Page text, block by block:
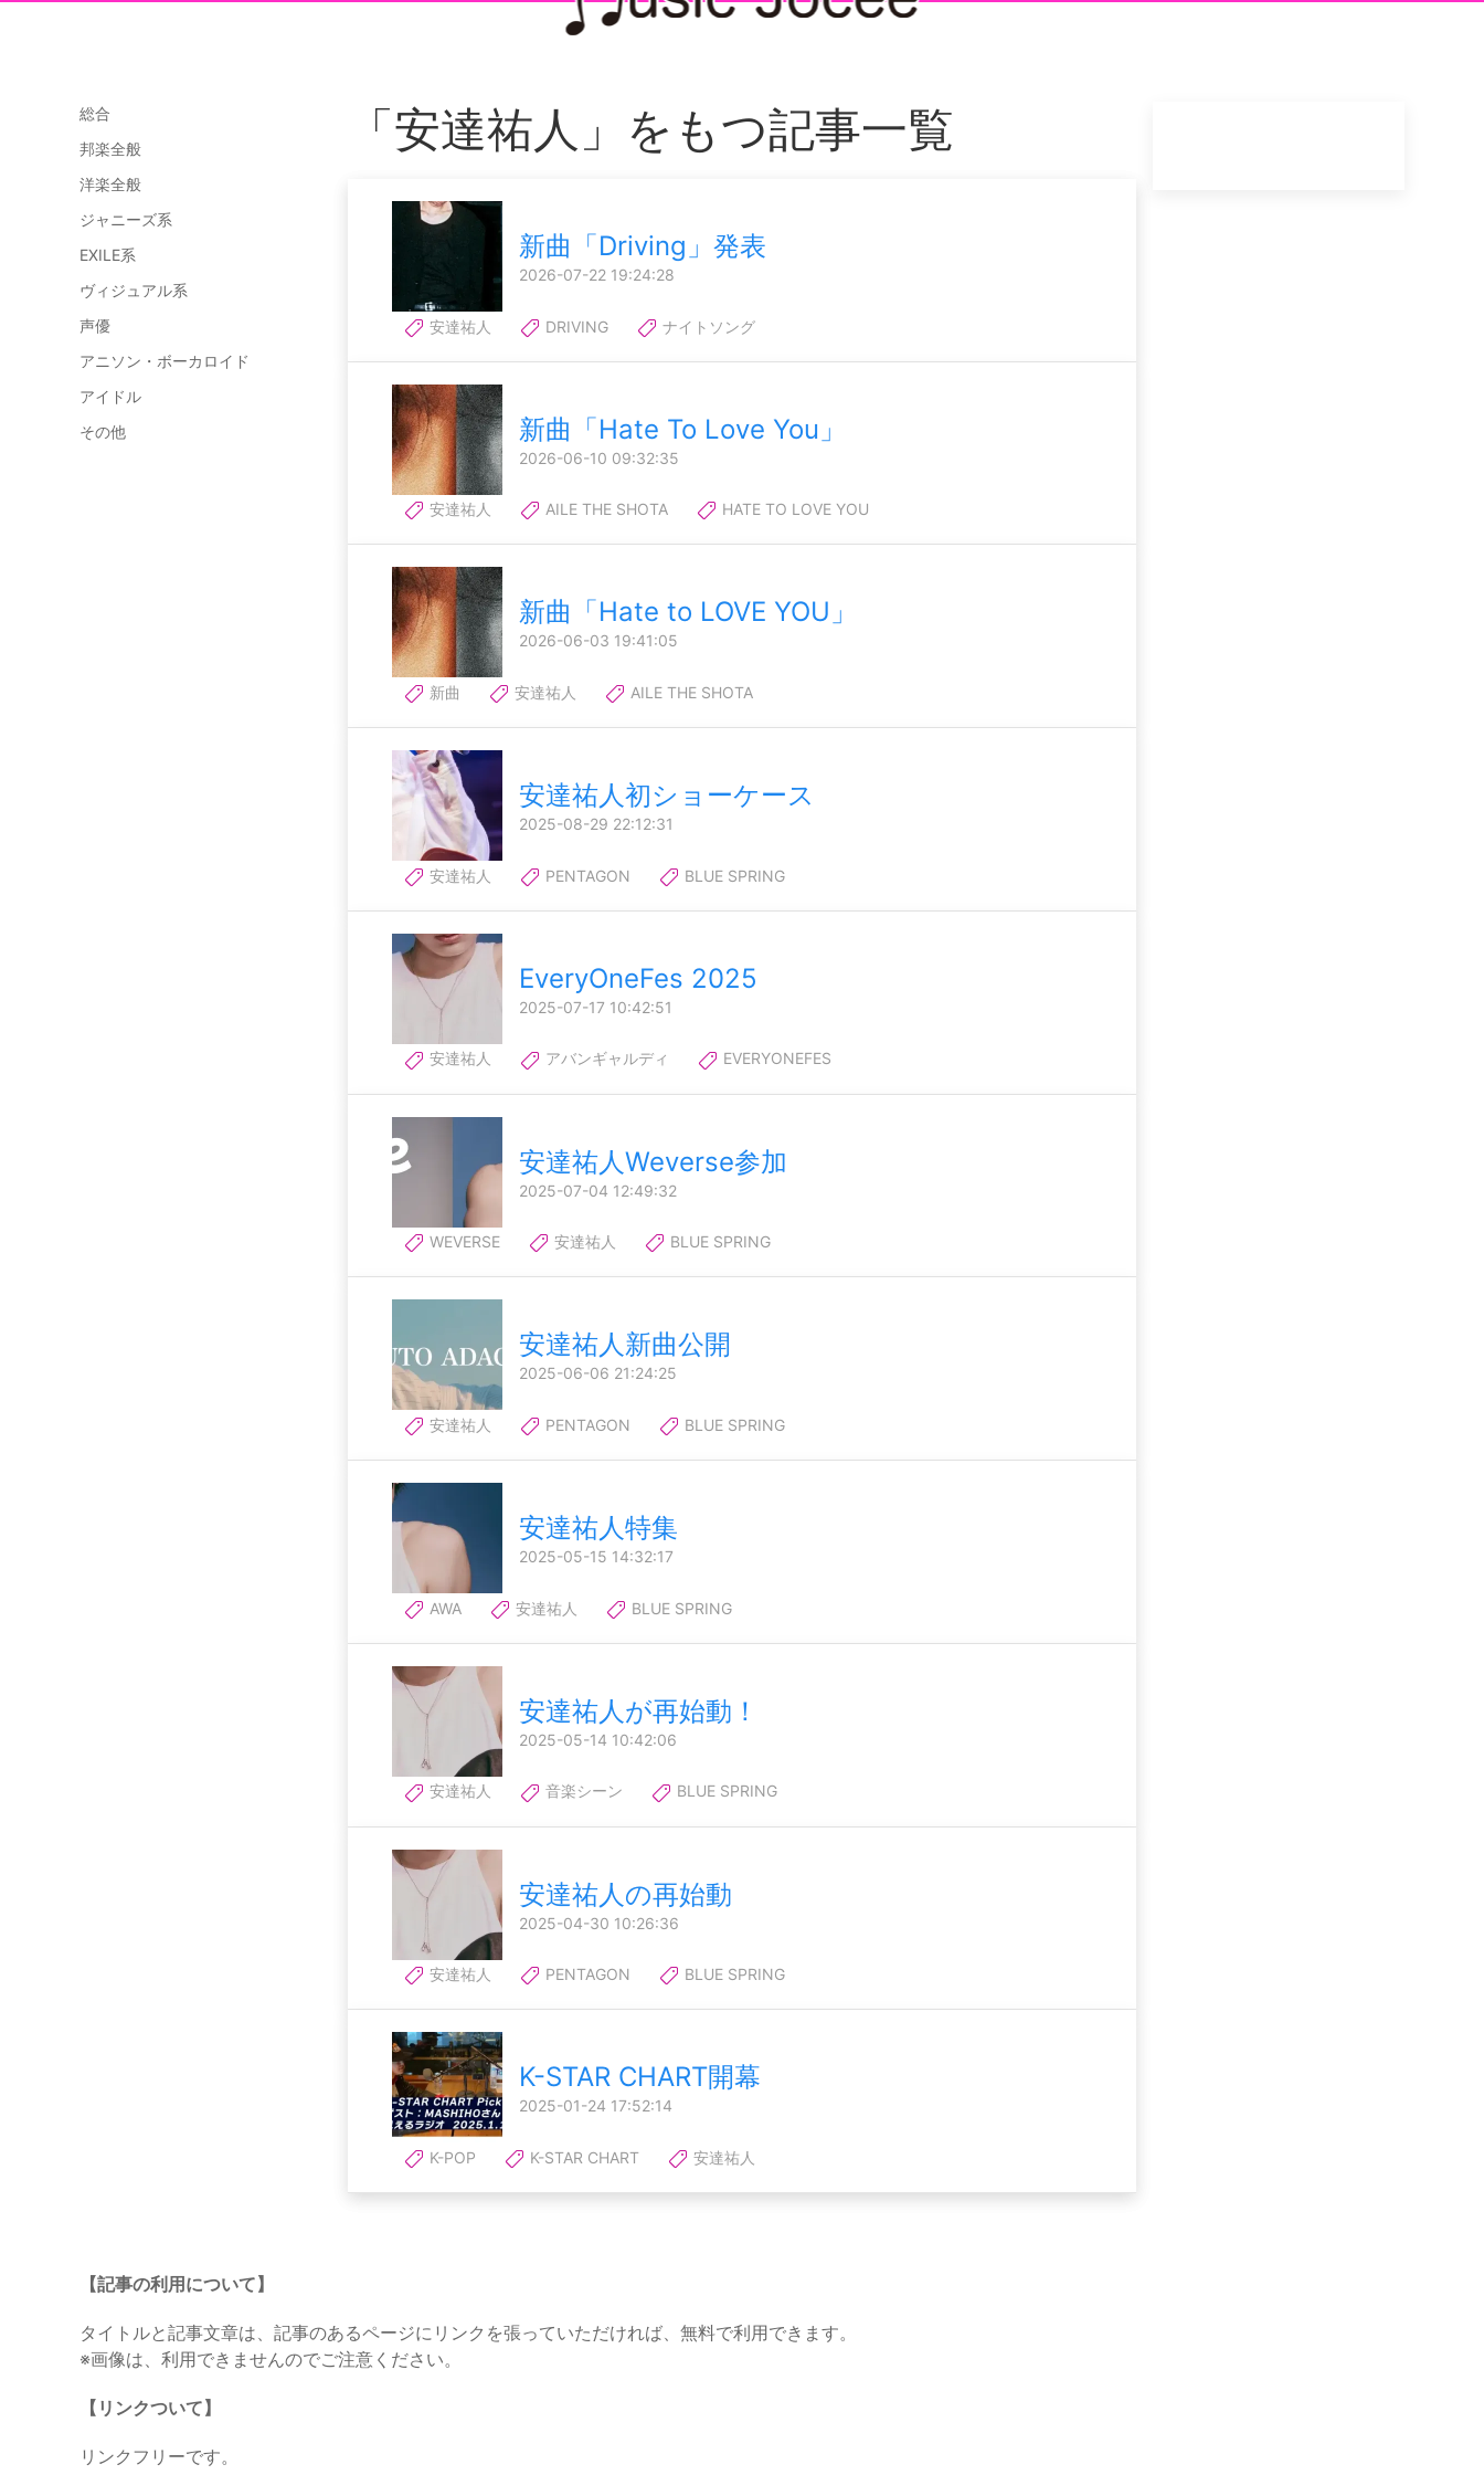
総合
邦楽全般
洋楽全般
ジャニーズ系
EXILE系
ヴィジュアル系
声優
アニソン・ボーカロイド
アイドル
その他
「安達祐人」をもつ記事一覧
新曲「Driving」発表
2026-07-22 19:24:28
安達祐人 DRIVING ナイトソング
新曲「Hate To Love You」
2026-06-10 09:32:35
安達祐人 AILE THE SHOTA HATE TO LOVE YOU
新曲「Hate to LOVE YOU」
2026-06-03 19:41:05
新曲 安達祐人 AILE THE SHOTA
安達祐人初ショーケース
2025-08-29 22:12:31
安達祐人 PENTAGON BLUE SPRING
EveryOneFes 2025
2025-07-17 10:42:51
安達祐人 アバンギャルディ EVERYONEFES
安達祐人Weverse参加
2025-07-04 12:49:32
WEVERSE 安達祐人 BLUE SPRING
安達祐人新曲公開
2025-06-06 21:24:25
安達祐人 PENTAGON BLUE SPRING
安達祐人特集
2025-05-15 14:32:17
AWA 安達祐人 BLUE SPRING
安達祐人が再始動！
2025-05-14 10:42:06
安達祐人 音楽シーン BLUE SPRING
安達祐人の再始動
2025-04-30 10:26:36
安達祐人 PENTAGON BLUE SPRING
K-STAR CHART開幕
2025-01-24 17:52:14
K-POP K-STAR CHART 安達祐人
【記事の利用について】
タイトルと記事文章は、記事のあるページにリンクを張っていただければ、無料で利用できます。
※画像は、利用できませんのでご注意ください。
【リンクついて】
リンクフリーです。